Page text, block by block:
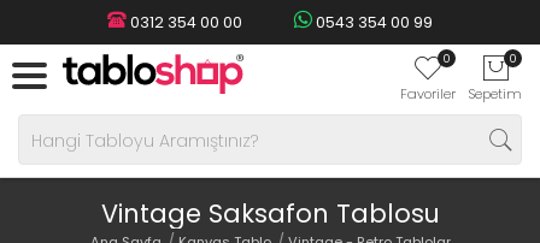
0312 354 00 00 0543 354 00 99
0
Favoriler
0
Sepetim
Vintage Saksafon Tablosu